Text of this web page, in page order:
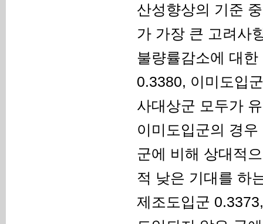
산성향상의 기준
가 가장 큰 고려사
불량률감소에 대
0.3380, 이미도입
사대상군 모두가
이미도입군의 경
군에 비해 상대적
적 낮은 기대를 하
제조도입군